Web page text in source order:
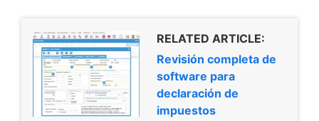
RELATED ARTICLE:
Revisión completa de
software para
declaración de
impuestos